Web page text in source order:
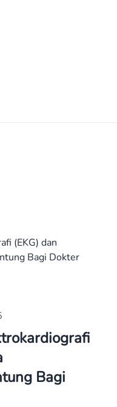
(EKG) dan
Bagi Dokter
Bagi